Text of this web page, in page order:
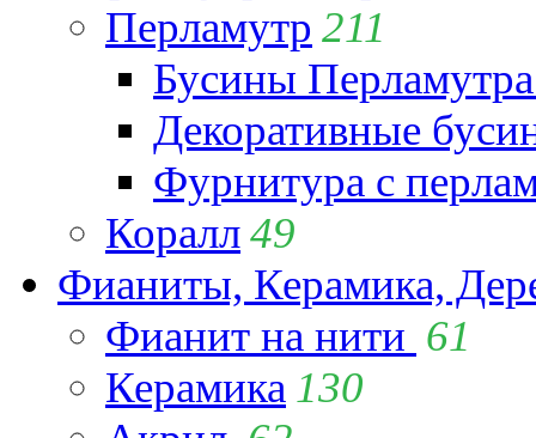
Перламутр 211
Бусины
Декоративные
Фурнитура с
Коралл49
Фианиты, Керамика,
Фианит на нити 61
Керамика 130